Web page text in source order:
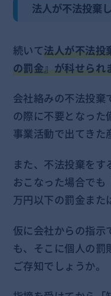
法人が不法投棄
続いて法人が不法投
の罰金』が科せられ
会社絡みの不法投
の際に不要となった
事業活動で出てきた
また、不法投棄を
おこなった場合で
万円以下の罰金また
仮に会社からの指示
も、そこに個人の
ご存知でしょうか。